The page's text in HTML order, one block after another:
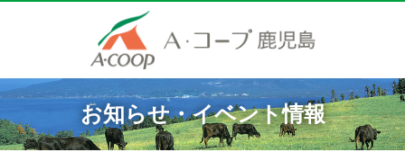
お知らせ・イベント情報